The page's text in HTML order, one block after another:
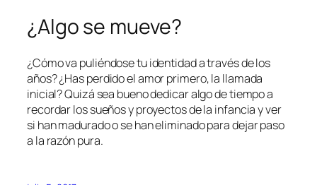
¿Algo se mueve?
¿Cómo va puliéndose tu identidad a través de los
años? ¿Has perdido el amor primero, la llamada
inicial? Quizá sea bueno dedicar algo de tiempo a
recordar los sueños y proyectos de la infancia y ver
si han madurado o se han eliminado para dejar paso
a la razón pura.